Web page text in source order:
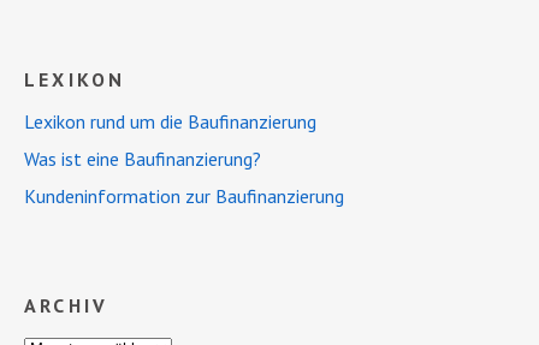
LEXIKON
Lexikon rund um die Baufinanzierung
Was ist eine Baufinanzierung?
Kundeninformation zur Baufinanzierung
ARCHIV